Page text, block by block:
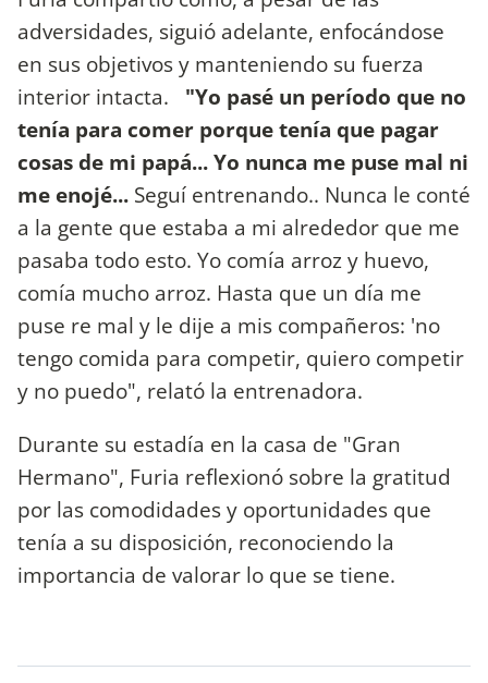
adversidades, siguió adelante, enfocándose
en sus objetivos y manteniendo su fuerza
interior intacta.
"Yo pasé un período que no
tenía para comer porque tenía que pagar
cosas de mi papá... Yo nunca me puse mal ni
me enojé... Seguí entrenando.. Nunca le conté
a la gente que estaba a mi alrededor que me
pasaba todo esto. Yo comía arroz y huevo,
comía mucho arroz. Hasta que un día me
puse re mal y le dije a mis compañeros: 'no
tengo comida para competir, quiero competir
y no puedo", relató la entrenadora.
Durante su estadía en la casa de "Gran
Hermano", Furia reflexionó sobre la gratitud
por las comodidades y oportunidades que
tenía a su disposición, reconociendo la
importancia de valorar lo que se tiene.